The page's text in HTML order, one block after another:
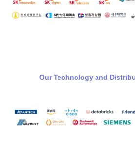
Our Technology and